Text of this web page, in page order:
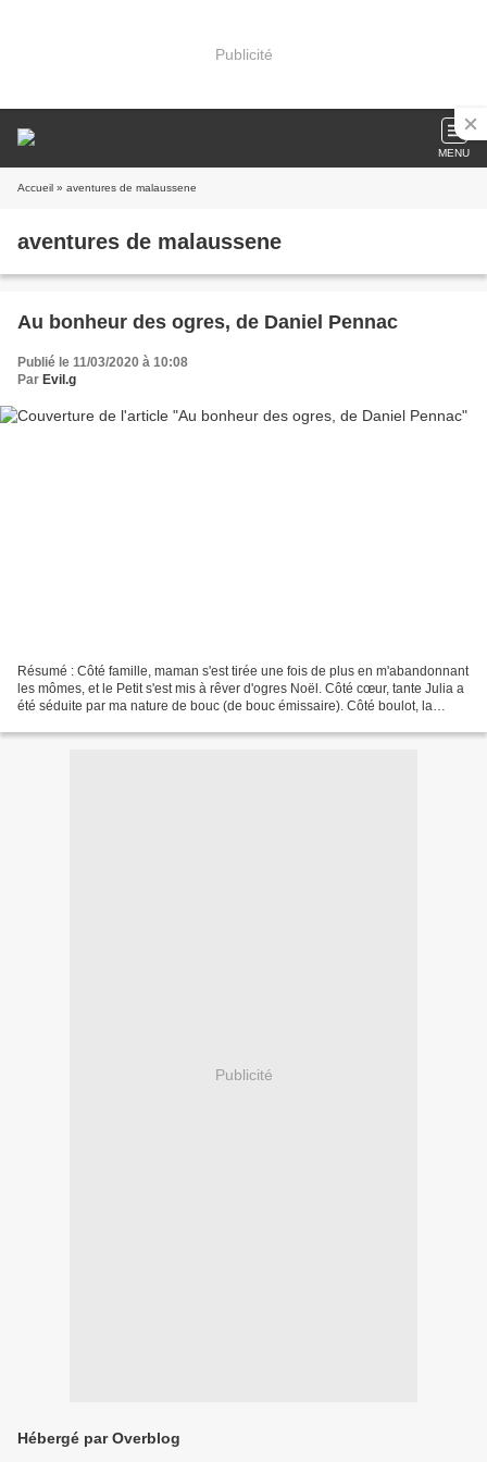
Publicité
MENU
Accueil » aventures de malaussene
aventures de malaussene
Au bonheur des ogres, de Daniel Pennac
Publié le 11/03/2020 à 10:08
Par Evil.g
Résumé : Côté famille, maman s'est tirée une fois de plus en m'abandonnant
les mômes, et le Petit s'est mis à rêver d'ogres Noël. Côté cœur, tante Julia a
été séduite par ma nature de bouc (de bouc émissaire). Côté boulot, la
Publicité
Hébergé par Overblog